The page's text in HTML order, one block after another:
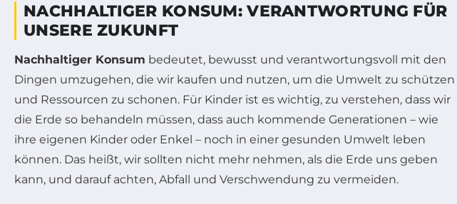
NACHHALTIGER KONSUM: VERANTWORTUNG FÜR
UNSERE ZUKUNFT
Nachhaltiger Konsum bedeutet, bewusst und verantwortungsvoll mit den
Dingen umzugehen, die wir kaufen und nutzen, um die Umwelt zu schützen
und Ressourcen zu schonen. Für Kinder ist es wichtig, zu verstehen, dass wir
die Erde so behandeln müssen, dass auch kommende Generationen – wie
ihre eigenen Kinder oder Enkel – noch in einer gesunden Umwelt leben
können. Das heißt, wir sollten nicht mehr nehmen, als die Erde uns geben
kann, und darauf achten, Abfall und Verschwendung zu vermeiden.